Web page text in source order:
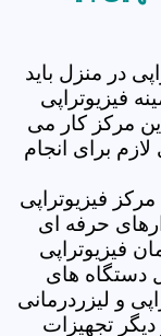
در منزل باید
فیزیوتراپی
مرکز کار می
برای انجام
فیزیوتراپی
حرفه ای
فیزیوتراپی
دستگاه های
و لیزردرمانی
تجهیزات